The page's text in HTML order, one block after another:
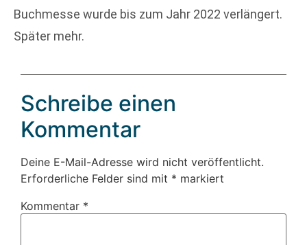
Buchmesse wurde bis zum Jahr 2022 verlängert.
Später mehr.
Schreibe einen
Kommentar
Deine E-Mail-Adresse wird nicht veröffentlicht.
Erforderliche Felder sind mit * markiert
Kommentar *